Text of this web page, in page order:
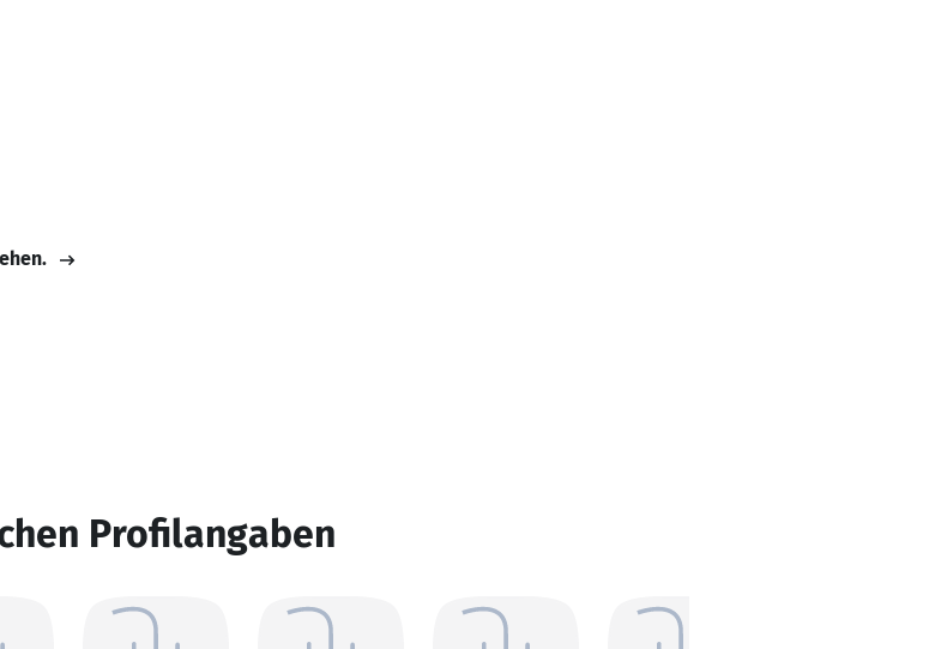
Profilangaben